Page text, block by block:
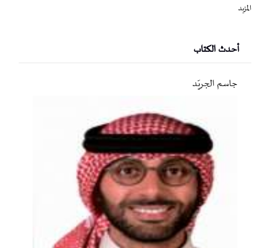
المزيد
أحدث الكتاب
جاسم الجريّد